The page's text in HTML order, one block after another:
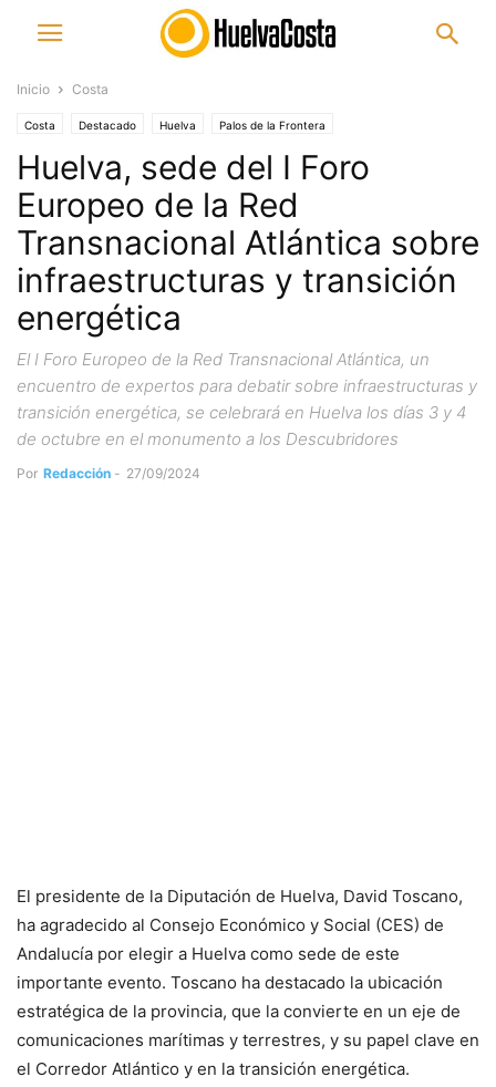
Inicio Costa
Costa Destacado Huelva Palos de la Frontera
Huelva, sede del I Foro
Europeo de la Red
Transnacional Atlántica sobre
infraestructuras y transición
energética
El I Foro Europeo de la Red Transnacional Atlántica, un
encuentro de expertos para debatir sobre infraestructuras y
transición energética, se celebrará en Huelva los días 3 y 4
de octubre en el monumento a los Descubridores
Por Redacción - 27/09/2024
El presidente de la Diputación de Huelva, David Toscano,
ha agradecido al Consejo Económico y Social (CES) de
Andalucía por elegir a Huelva como sede de este
importante evento. Toscano ha destacado la ubicación
estratégica de la provincia, que la convierte en un eje de
comunicaciones marítimas y terrestres, y su papel clave en
el Corredor Atlántico y en la transición energética.